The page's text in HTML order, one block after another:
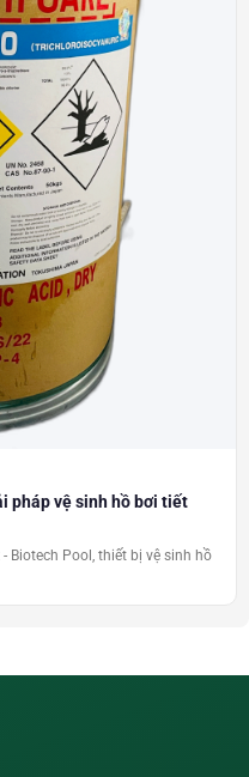
pháp vệ sinh hồ bơi tiết
Biotech Pool, thiết bị vệ sinh hồ